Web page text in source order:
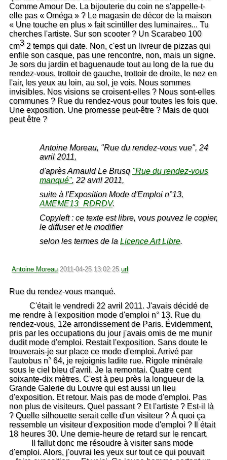
Comme Amour De. La bijouterie du coin ne s'appelle-t-
elle pas « Oméga » ? Le magasin de décor de la maison
« Une touche en plus » fait scintiller des luminaires... Tu
cherches l'artiste. Sur son scooter ? Un Scarabeo 100
cm32 temps qui date. Non, c'est un livreur de pizzas qui
enfile son casque, pas une rencontre, non, mais un signe.
Je sors du jardin et baguenaude tout au long de la rue du
rendez-vous, trottoir de gauche, trottoir de droite, le nez en
l'air, les yeux au loin, au sol, je vois. Nous sommes
invisibles. Nos visions se croisent-elles ? Nous sont-elles
communes ? Rue du rendez-vous pour toutes les fois que.
Une exposition. Une promesse peut-être ? Mais de quoi
peut être ?
Antoine Moreau, "Rue du rendez-vous vue", 24
avril 2011,
d'après Arnauld Le Brusq "Rue du rendez-vous
manqué", 22 avril 2011,
suite à l'Exposition Mode d'Emploi n°13,
AMEME13_RDRDV.
Copyleft : ce texte est libre, vous pouvez le copier,
le diffuser et le modifier
selon les termes de laLicence Art Libre.
Antoine Moreau 2011-04-25 13:02:25 url
Rue du rendez-vous manqué.
C'était le vendredi 22 avril 2011. J'avais décidé de
me rendre à l'exposition mode d'emploi n° 13. Rue du
rendez-vous, 12e arrondissement de Paris. Évidemment,
pris par les occupations du jour j'avais omis de me munir
dudit mode d'emploi. Restait l'exposition. Sans doute le
trouverais-je sur place ce mode d'emploi. Arrivé par
l'autobus n° 64, je rejoignis ladite rue. Rigole minérale
sous le ciel bleu d'avril. Je la remontai. Quatre cent
soixante-dix mètres. C'est à peu près la longueur de la
Grande Galerie du Louvre qui est aussi un lieu
d'exposition. Et retour. Mais pas de mode d'emploi. Pas
non plus de visiteurs. Quel passant ? Et l'artiste ? Est-il là
? Quelle silhouette serait celle d'un visiteur ? À quoi ça
ressemble un visiteur d'exposition mode d'emploi ? Il était
18 heures 30. Une demie-heure de retard sur le rencart.
Il fallut donc me résoudre à visiter sans mode
d'emploi. Alors, j'ouvrai les yeux sur tout ce qui pouvait